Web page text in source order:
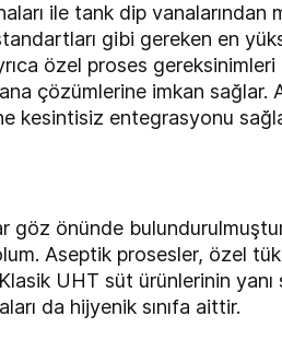
ile tank dip
gibi gereken en
özel proses
çözümlerine imkan
kesintisiz entegrasyonu
göz önünde
Aseptik prosesler, özel
UHT süt ürünlerinin yanı
da hijyenik sınıfa aittir.